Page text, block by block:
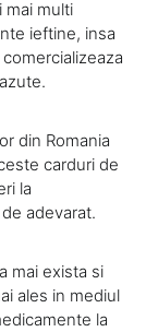
mai multi
ieftine, insa
din Romania
carduri de
la
adevarat.
mai exista si
ales in mediul
la